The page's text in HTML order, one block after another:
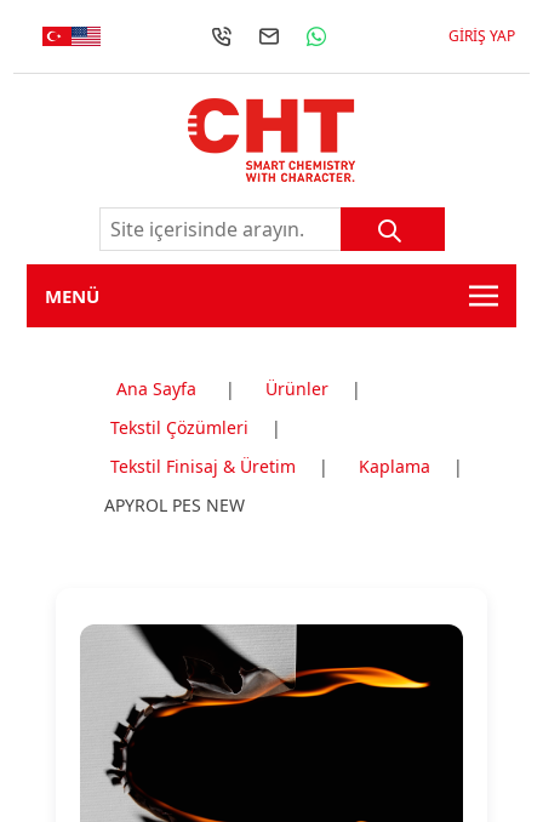
GIRIŞ YAP
MENÜ
Ana Sayfa | Ürünler
|
Tekstil Çözümleri
|
Tekstil Finisaj & Üretim
| Kaplama
|
APYROL PES NEW